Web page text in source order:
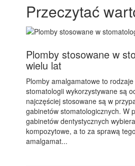
Przeczytać
Plomby stosowane w
wielu lat
Plomby amalgamatowe to
stomatologii wykorzystywane są
najczęściej stosowane są w
gabinetów stomatologicznych. W
gabinetów dentystycznych
kompozytowe, a to za sprawą
amalgamat...